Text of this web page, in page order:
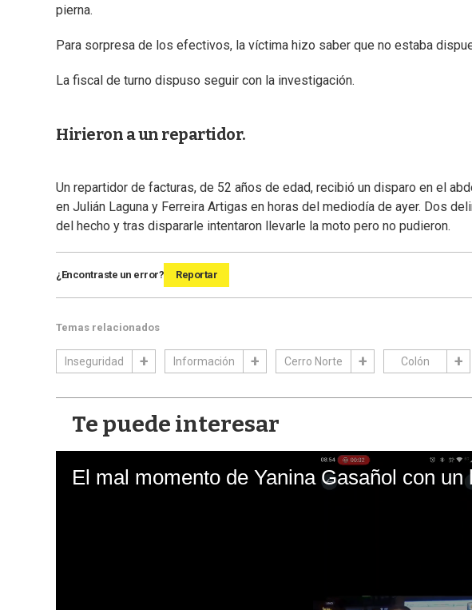
pierna.
Para sorpresa de los efectivos, la víctima hizo saber que no estaba
La fiscal de turno dispuso seguir con la investigación.
Hirieron a un repartidor.
Un repartidor de facturas, de 52 años de edad, recibió un disparo en el
en Julián Laguna y Ferreira Artigas en horas del mediodía de ayer. Dos
del hecho y tras dispararle intentaron llevarle la moto pero no pudieron.
¿Encontraste un error? Reportar
Temas relacionados
Inseguridad Información Cerro Norte Colón
Te puede interesar